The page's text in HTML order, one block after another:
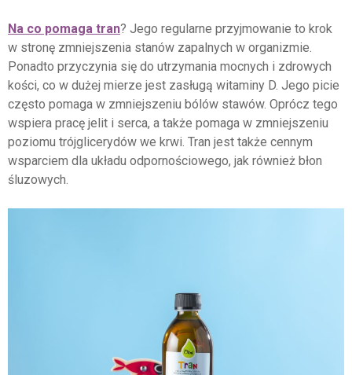
Na co pomaga tran? Jego regularne przyjmowanie to krok
w stronę zmniejszenia stanów zapalnych w organizmie.
Ponadto przyczynia się do utrzymania mocnych i zdrowych
kości, co w dużej mierze jest zasługą witaminy D. Jego picie
często pomaga w zmniejszeniu bólów stawów. Oprócz tego
wspiera pracę jelit i serca, a także pomaga w zmniejszeniu
poziomu trójglicerydów we krwi. Tran jest także cennym
wsparciem dla układu odpornościowego, jak również błon
śluzowych.